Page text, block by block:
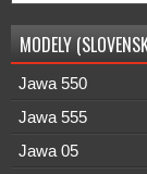
MODELY
Jawa 550
Jawa 555
Jawa 05